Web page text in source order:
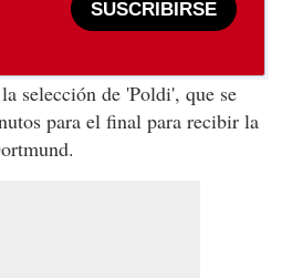
SUSCRIBIRSE
selección de 'Poldi', que se
para el final para recibir la